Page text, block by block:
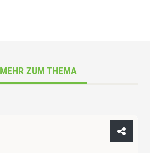
MEHR ZUM THEMA